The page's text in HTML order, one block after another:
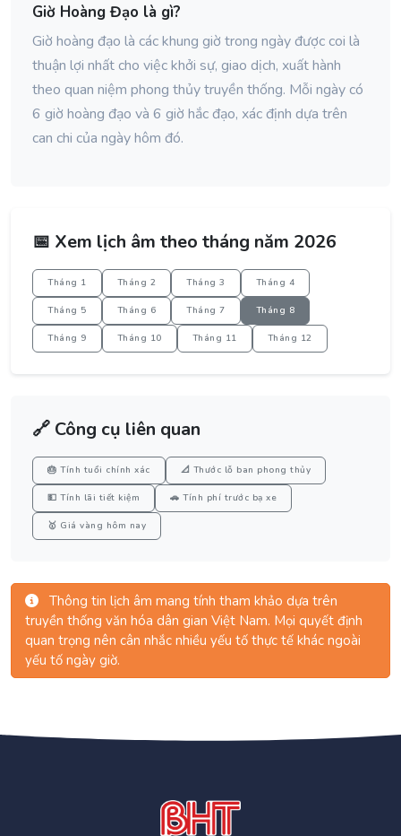
Giờ Hoàng Đạo là gì?
Giờ hoàng đạo là các khung giờ trong ngày được coi là
thuận lợi nhất cho việc khởi sự, giao dịch, xuất hành
theo quan niệm phong thủy truyền thống. Mỗi ngày có
6 giờ hoàng đạo và 6 giờ hắc đạo, xác định dựa trên
can chi của ngày hôm đó.
📅 Xem lịch âm theo tháng năm 2026
Tháng 1 Tháng 2 Tháng 3 Tháng 4
Tháng 5 Tháng 6 Tháng 7 Tháng 8
Tháng 9 Tháng 10 Tháng 11 Tháng 12
🔗 Công cụ liên quan
🎂 Tính tuổi chính xác 📐 Thước lỗ ban phong thủy
💵 Tính lãi tiết kiệm 🚗 Tính phí trước bạ xe
🥇 Giá vàng hôm nay
Thông tin lịch âm mang tính tham khảo dựa trên
truyền thống văn hóa dân gian Việt Nam. Mọi quyết định
quan trọng nên cân nhắc nhiều yếu tố thực tế khác ngoài
yếu tố ngày giờ.